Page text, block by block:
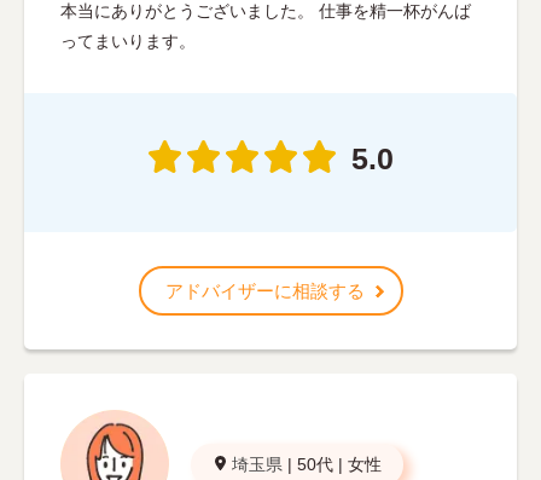
本当にありがとうございました。 仕事を精一杯がんば
ってまいります。
5.0
アドバイザーに相談する
埼玉県 | 50代 | 女性